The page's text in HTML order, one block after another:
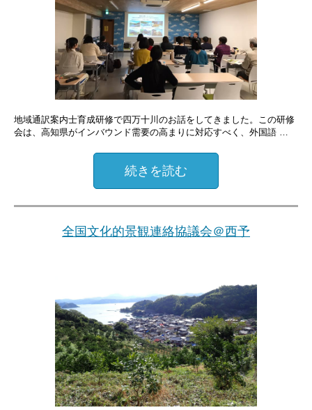
地域通訳案内士育成研修で四万十川のお話をしてきました。この研修
会は、高知県がインバウンド需要の高まりに対応すべく、外国語 …
続きを読む
全国文化的景観連絡協議会＠西予